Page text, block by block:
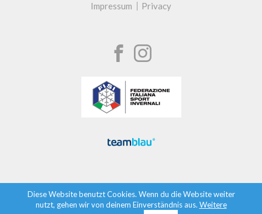
Impressum Privacy
Diese Website benutzt Cookies. Wenn du die Website weiter
nutzt, gehen wir von deinem Einverständnis aus. Weitere